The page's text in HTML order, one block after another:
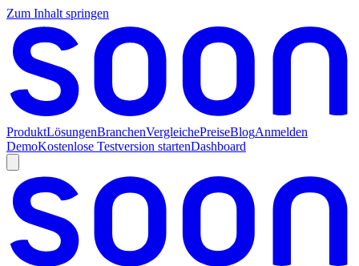
Zum Inhalt springen
ProduktLösungenBranchenVergleichePreiseBlogAnmelden
DemoKostenlose Testversion startenDashboard